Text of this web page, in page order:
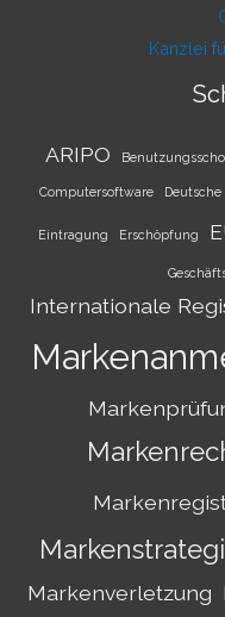
Kanzlei
ARIPO
Computersoftware
Eintragung Erschöpfung
Internationale
Markenverletzung